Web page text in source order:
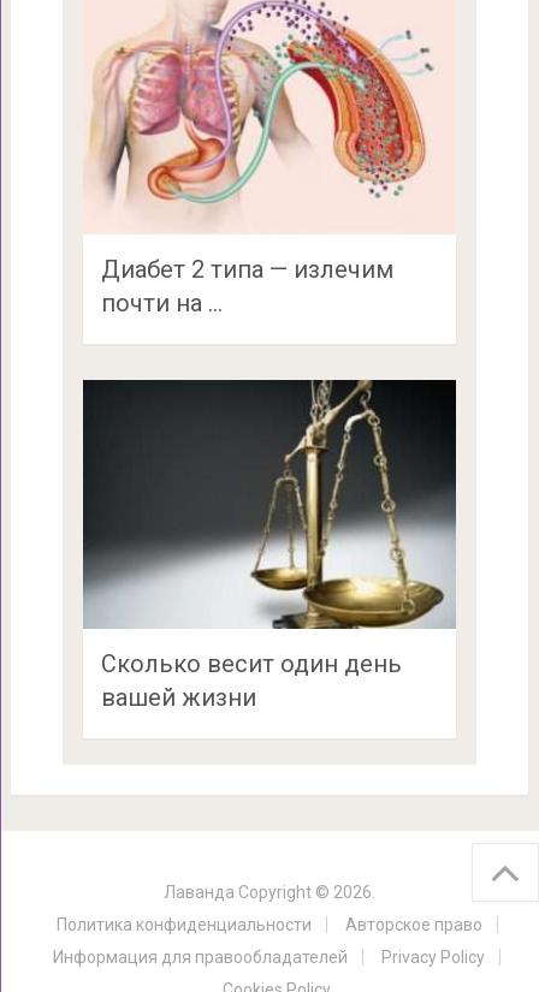
Диабет 2 типа — излечим
почти на …
Сколько весит один день
вашей жизни
Лаванда Copyright © 2026.
Политика конфиденциальности
Авторское право
Информация для правообладателей
Privacy Policy